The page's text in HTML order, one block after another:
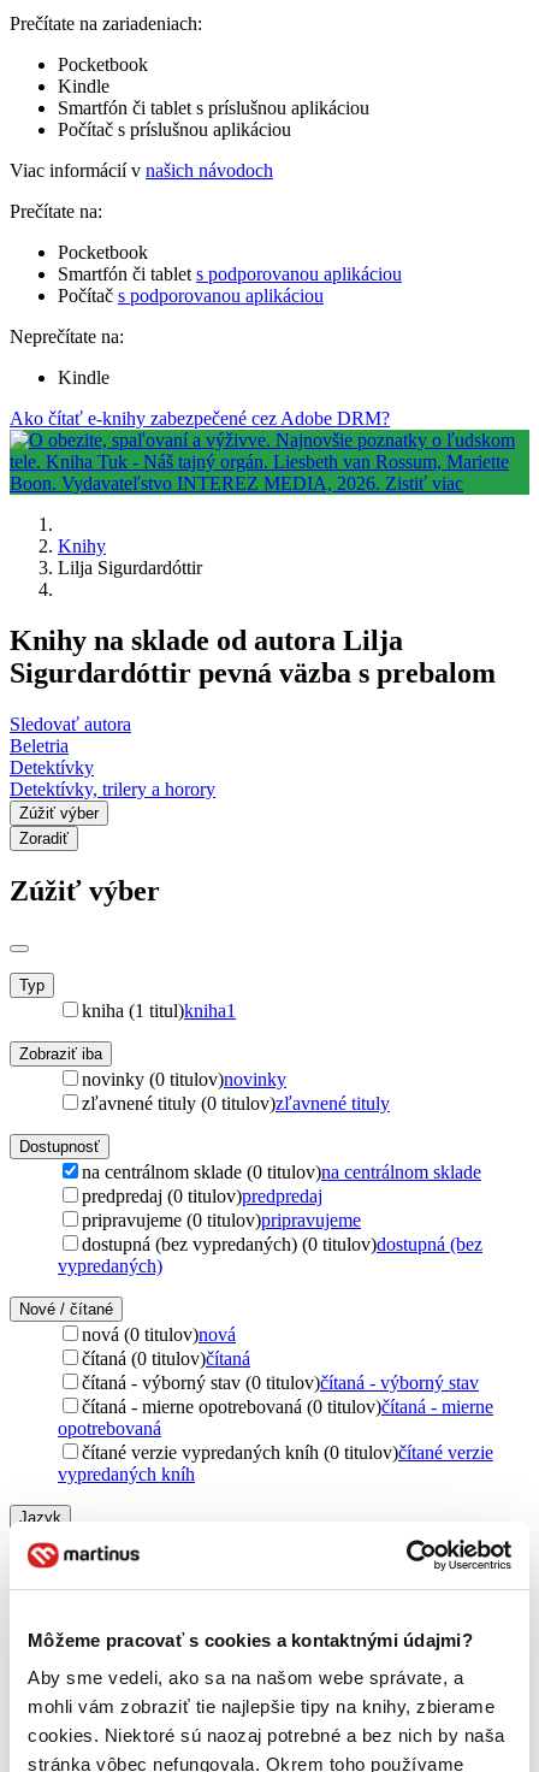
Môžeme pracovať s cookies a kontaktnými údajmi?
Aby sme vedeli, ako sa na našom webe správate, a
mohli vám zobraziť tie najlepšie tipy na knihy, zbierame
cookies. Niektoré sú naozaj potrebné a bez nich by naša
stránka vôbec nefungovala. Okrem toho používame
Prečítate na zariadeniach:
Pocketbook
Kindle
Smartfón či tablet s príslušnou aplikáciou
Počítač s príslušnou aplikáciou
Viac informácií v našich návodoch
Prečítate na:
Pocketbook
Smartfón či tablet s podporovanou aplikáciou
Počítač s podporovanou aplikáciou
Neprečítate na:
Kindle
Ako čítať e-knihy zabezpečené cez Adobe DRM?
Knihy
Lilja Sigurdardóttir
Knihy na sklade od autora Lilja
Sigurdardóttir pevná väzba s prebalom
Sledovať autora
Beletria
Detektívky
Detektívky, trilery a horory
Zúžiť výber
Zoradiť
Zúžiť výber
Typ
kniha (1 titul)kniha1
Zobraziť iba
novinky (0 titulov)novinky
zľavnené tituly (0 titulov)zľavnené tituly
Dostupnosť
na centrálnom sklade (0 titulov)na centrálnom sklade
predpredaj (0 titulov)predpredaj
pripravujeme (0 titulov)pripravujeme
dostupná (bez vypredaných) (0 titulov)dostupná (bez
vypredaných)
Nové / čítané
nová (0 titulov)nová
čítaná (0 titulov)čítaná
čítaná - výborný stav (0 titulov)čítaná - výborný stav
čítaná - mierne opotrebovaná (0 titulov)čítaná - mierne
opotrebovaná
čítané verzie vypredaných kníh (0 titulov)čítané verzie
vypredaných kníh
Jazyk
čeština (1 titul)
Vydavateľstvo
pevná väzba s prebalom (1 titul)pevná väzba s prebalom